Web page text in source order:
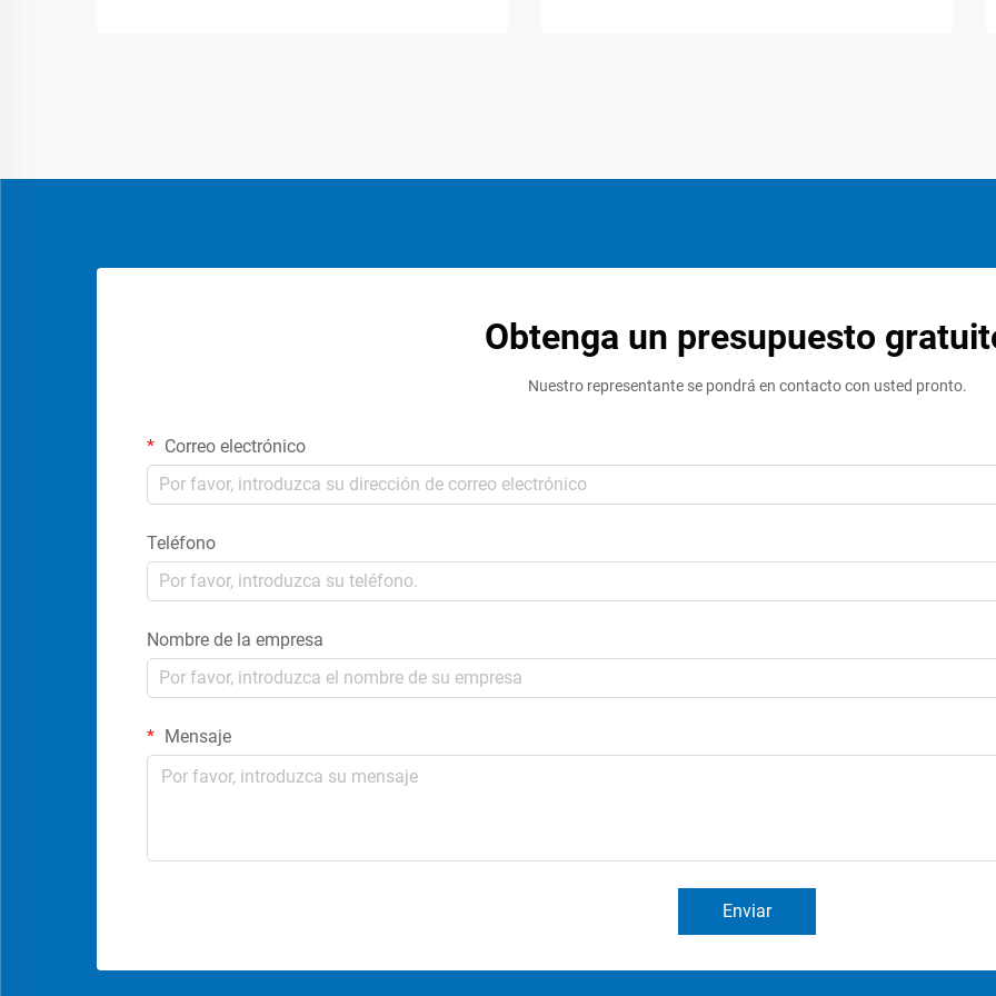
Obtenga un presupuesto
Nuestro representante se pondrá en contacto con usted pronto.
Correo electrónico
Teléfono
Nombre de la empresa
Mensaje
Enviar